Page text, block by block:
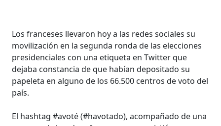
Los franceses llevaron hoy a las redes sociales su
movilización en la segunda ronda de las elecciones
presidenciales con una etiqueta en Twitter que
dejaba constancia de que habían depositado su
papeleta en alguno de los 66.500 centros de voto del
país.
El hashtag #avoté (#havotado), acompañado de una